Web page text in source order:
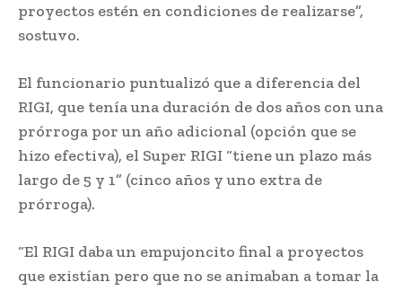
proyectos estén en condiciones de realizarse”,
sostuvo.
El funcionario puntualizó que a diferencia del
RIGI, que tenía una duración de dos años con una
prórroga por un año adicional (opción que se
hizo efectiva), el Super RIGI “tiene un plazo más
largo de 5 y 1” (cinco años y uno extra de
prórroga).
“El RIGI daba un empujoncito final a proyectos
que existían pero que no se animaban a tomar la